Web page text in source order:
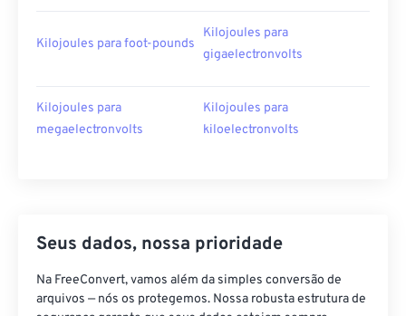
Kilojoules para foot-pounds
Kilojoules para
gigaelectronvolts
Kilojoules para
megaelectronvolts
Kilojoules para
kiloelectronvolts
Seus dados, nossa prioridade
Na FreeConvert, vamos além da simples conversão de
arquivos — nós os protegemos. Nossa robusta estrutura de